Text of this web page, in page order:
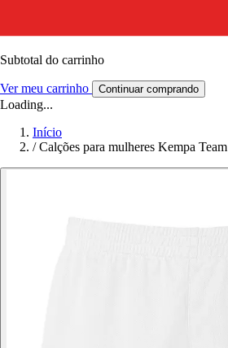
Subtotal do carrinho
Ver meu carrinho Continuar comprando
Loading...
Início
/ Calções para mulheres Kempa Team